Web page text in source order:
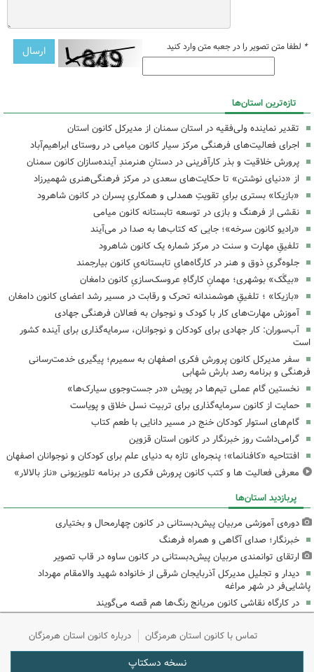
* لطفا متن تصویر را در جعبه متن وارد کنید
تازه‌ترین استان‌ها
تقدیر نماینده ولی‌فقیه در استان سمنان از مدیرکل کانون استان
اجرای فعالیت‌های فرهنگی مرکز سیار کانون میامی در روستای ابراهیم‌آباد
پرورش خلاقیت و بذر کارآفرینی در دستانِ هنرمندِ آینده‌سازان کانون سمنان
از «دنیای نوشتن» تا حکایت‌های سعدی در مرکز فرهنگی‌هنری شهمیرزاد
«بازیکا» بستری برایِ تقویتِ همدلی و همکاریِ پسران در کانون شاهرود
نقشی از فرهنگ و بازی در توسعه تابستانه کانون میامی
«رادیو کانون سرخه»؛ جایی که کتاب‌ها به صدا در می‌آیند
تلفیقِ مهارت و سنت در مرکز شماره یک کانون شاهرود
جلوه‌گریِ ذوق و هنر در کارگاه‌هایِ تابستانه‌یِ کانون بیارجمند
«بیگَک» بوشهری؛ مهمانِ کارگاهِ عروسک‌سازیِ کانون دامغان
«بازیکا» ؛ تلفیقِ هوشمندانه تحرک و رقابت در مسیر رشد اعضای کانون دامغان
آموزش مهارت‌های کار با کودک و نوجوان به فعالان فرهنگی جهادی
آب‌سوران: کار جهادی برای کودکان و نوجوانان، سرمایه‌گذاری برای آینده کشور
است
سفر مدیرکل کانون پرورش فکری اصفهان به سمیرم؛ پیگیری خدمت‌رسانی
فرهنگی و برنامه رصد بارش شهابی
نخستین گام عملی تیم‌ها در پویش «در جست‌وجوی سیارک‌ها»
حمایت از کانون سرمایه‌گذاری برای تربیت نسل خلاق و پویاست
گام‌های استوار کودکان خنج در مسیر دانایی با طعم کتاب
گرامی‌داشت روز خبرنگار در کانون استان قزوین
افتتاحیه «کافنانما»؛ پنجره‌ای تازه به دنیای علم برای کودکان و نوجوانان اصفهان
معرفی فعالیت ها و کتب کانون پرورش فکری در برنامه تلویزیونی «ناز بالالار»
پربازدید استان‌ها
دوره‌ی آموزشی مربیان پیش‌دبستانی در کانون چهارمحال و بختیاری
خبرنگار؛ صدای آگاهی و همراه فرهنگ
ارتقای توانمندی مربیان پیش‌دبستانی در کانون ساوه در قاب تصویر
دیدار و تجلیل مدیرکل آذربایجان شرقی از خانواده شهید والامقام مهرداد
پاشایی‌فر در شهر مراغه
در کارگاه نقاشی کانون مریانج رنگ‌ها هم قصه می‌گویند
تماس با کانون استان هرمزگان درباره کانون استان هرمزگان
نسخه دسکتاپ